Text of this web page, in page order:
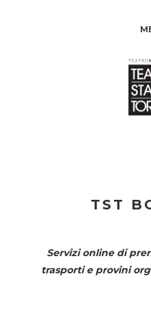
TST
Servizi online di
trasporti e provini